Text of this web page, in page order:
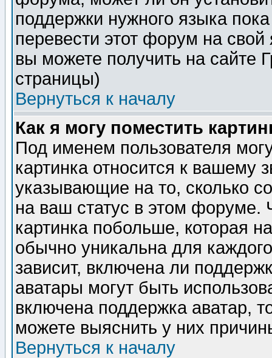
поддержки нужного языка
перевести этот форум на
вы можете получить на сайте
страницы)
Вернуться к началу
Как я могу поместить
Под именем пользователя
картинка относится к вашему
указывающие на то, сколько
на ваш статус в этом форуме.
картинка побольше, которая
обычно уникальна для
зависит, включена ли
аватары могут быть
включена поддержка аватар,
можете выяснить у них
Вернуться к началу